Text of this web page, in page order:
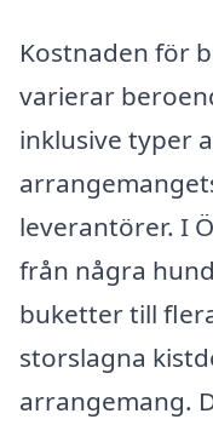
Kostnaden för
varierar
inklusive typer
leverantörer. I
från några
buketter till
storslagna
arrangemang.